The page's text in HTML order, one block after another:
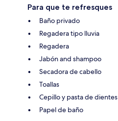
Para que te refresques
Baño privado
Regadera tipo lluvia
Regadera
Jabón and shampoo
Secadora de cabello
Toallas
Cepillo y pasta de dientes
Papel de baño